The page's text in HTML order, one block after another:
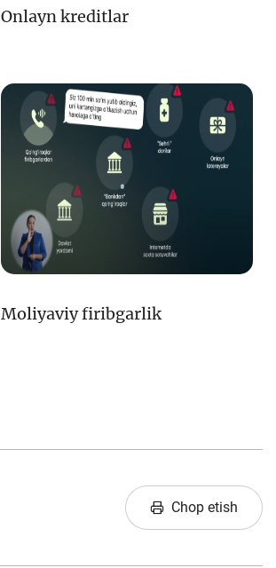
Onlayn kreditlar
Moliyaviy firibgarlik
Chop etish